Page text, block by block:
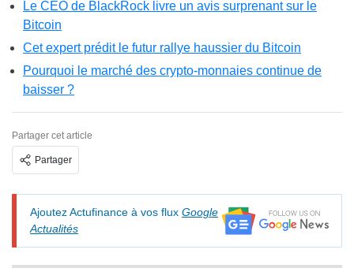
Le CEO de BlackRock livre un avis surprenant sur le
Bitcoin
Cet expert prédit le futur rallye haussier du Bitcoin
Pourquoi le marché des crypto-monnaies continue de
baisser ?
Partager cet article
Partager
Ajoutez Actufinance à vos flux Google
Actualités